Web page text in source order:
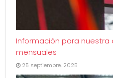
Información para
mensuales
25 septiembre, 2025